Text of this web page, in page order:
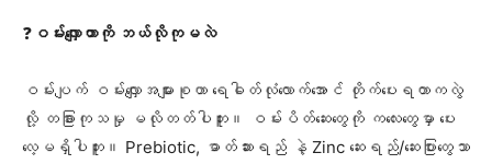
❓ ဝမ်း​လျှောတာကို ဘယ်လိုကုမလဲ
ဝမ်းပျက် ဝမ်း​လျှောအများစုဟာ ​ရေဓါတ်လုံ​လောက်​အောင် တိုက်​ပေးရတာကလွဲ
လို့ တခြားကုသမှု မလိုတတ်ပါဘူး။ ဝမ်းပိတ်​ဆေး​တွေကို က​လေး​တွေမှာ ​ပေး​
လေ့မရှိပါဘူး။ Prebiotic, ဓာတ်ဆားရည် နဲ့ Zinc ​ဆေးရည်/​ဆေးပြား​တွေသာ